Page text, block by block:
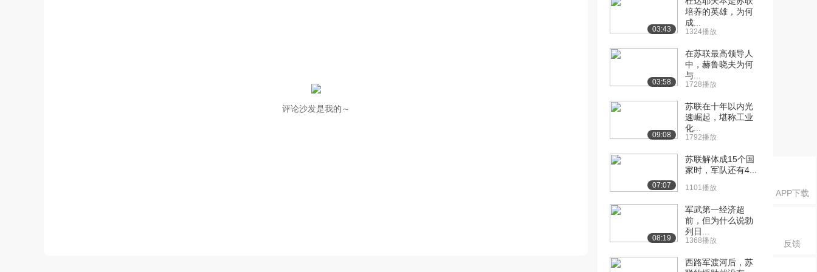
APP下载
反馈
评论沙发是我的～
03:43
培养的英雄，为何
成...
1324播放
03:58
在苏联最高领导人
中，赫鲁晓夫为何
与...
1728播放
09:08
苏联在十年以内光
速崛起，堪称工业
化...
1792播放
07:07
苏联解体成15个国
家时，军队还有4...
1101播放
08:19
军武第一经济超
前，但为什么说勃
列日...
1368播放
西路军渡河后，苏